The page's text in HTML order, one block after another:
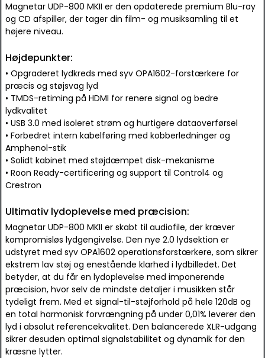
Magnetar UDP-800 MKII er den opdaterede premium Blu-ray
og CD afspiller, der tager din film- og musiksamling til et
højere niveau.
Højdepunkter:
• Opgraderet lydkreds med syv OPA1602-forstærkere for
præcis og støjsvag lyd
• TMDS-retiming på HDMI for renere signal og bedre
lydkvalitet
• USB 3.0 med isoleret strøm og hurtigere dataoverførsel
• Forbedret intern kabelføring med kobberledninger og
Amphenol-stik
• Solidt kabinet med støjdæmpet disk-mekanisme
• Roon Ready-certificering og support til Control4 og
Crestron
Ultimativ lydoplevelse med præcision:
Magnetar UDP-800 MKII er skabt til audiofile, der kræver
kompromisløs lydgengivelse. Den nye 2.0 lydsektion er
udstyret med syv OPA1602 operationsforstærkere, som sikrer
ekstrem lav støj og enestående klarhed i lydbilledet. Det
betyder, at du får en lydoplevelse med imponerende
præcision, hvor selv de mindste detaljer i musikken står
tydeligt frem. Med et signal-til-støjforhold på hele 120dB og
en total harmonisk forvrængning på under 0,01% leverer den
lyd i absolut referencekvalitet. Den balancerede XLR-udgang
sikrer desuden optimal signalstabilitet og dynamik for den
kræsne lytter.